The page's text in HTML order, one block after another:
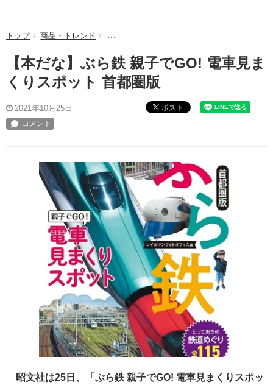
トップ 商品・トレンド 【本だな】ぶら鉄 親子でGO! 電車見まくりス
【本だな】ぶら鉄 親子でGO! 電車見ま
くりスポット 首都圏版
2021年10月25日 ポスト
昭文社は25日、「ぶら鉄 親子でGO! 電車見まくりスポッ